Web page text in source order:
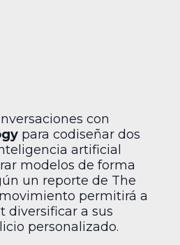
con
para codiseñar dos
artificial
modelos de forma
un reporte de The
permitirá a
diversificar a sus
personalizado.